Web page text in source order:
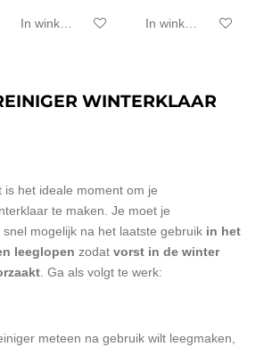
In winkelwagen In winkelwagen
WINTERKLAAR
het ideale moment om je
te maken. Je moet je
mogelijk na het laatste gebruik in het
leeglopen zodat vorst in de winter
. Ga als volgt te werk:
meteen na gebruik wilt leegmaken,